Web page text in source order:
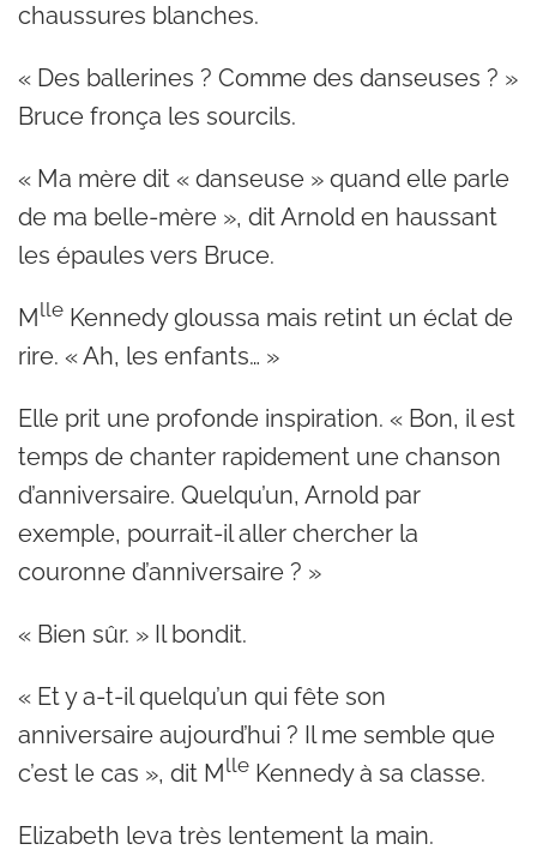
chaussures blanches.
« Des ballerines ? Comme des danseuses ? »
Bruce fronça les sourcils.
« Ma mère dit « danseuse » quand elle parle
de ma belle-mère », dit Arnold en haussant
les épaules vers Bruce.
Mlle Kennedy gloussa mais retint un éclat de
rire. « Ah, les enfants… »
Elle prit une profonde inspiration. « Bon, il est
temps de chanter rapidement une chanson
d’anniversaire. Quelqu’un, Arnold par
exemple, pourrait-il aller chercher la
couronne d’anniversaire ? »
« Bien sûr. » Il bondit.
« Et y a-t-il quelqu’un qui fête son
anniversaire aujourd’hui ? Il me semble que
c’est le cas », dit Mlle Kennedy à sa classe.
Elizabeth leva très lentement la main.